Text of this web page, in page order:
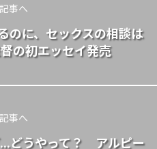
事へ
のに、セックスの相談は
の初エッセイ発売
事へ
どうやって？ アルピー